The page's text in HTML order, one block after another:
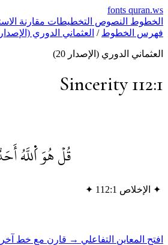
fonts
النصوص التخطيطاتمقارنة
الخطوط / العثماني الدوري (الإصدار 20)
الدوري (الإصدار 20)
Sincerity
قُلۡ هُوَ اَ۬للَّهُ أَحَدٌ
الإخلاص 112:1 ✦
المعاين التفاعلي →قارن مع خط آخر